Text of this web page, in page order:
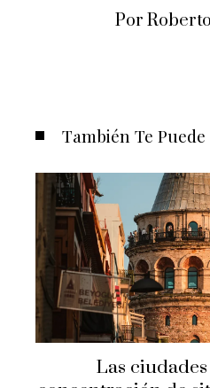
Por
También Te
Las